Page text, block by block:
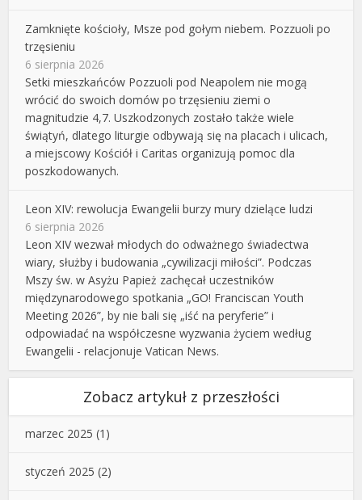
Zamknięte kościoły, Msze pod gołym niebem. Pozzuoli po
trzęsieniu
6 sierpnia 2026
Setki mieszkańców Pozzuoli pod Neapolem nie mogą
wrócić do swoich domów po trzęsieniu ziemi o
magnitudzie 4,7. Uszkodzonych zostało także wiele
świątyń, dlatego liturgie odbywają się na placach i ulicach,
a miejscowy Kościół i Caritas organizują pomoc dla
poszkodowanych.
Leon XIV: rewolucja Ewangelii burzy mury dzielące ludzi
6 sierpnia 2026
Leon XIV wezwał młodych do odważnego świadectwa
wiary, służby i budowania „cywilizacji miłości”. Podczas
Mszy św. w Asyżu Papież zachęcał uczestników
międzynarodowego spotkania „GO! Franciscan Youth
Meeting 2026”, by nie bali się „iść na peryferie” i
odpowiadać na współczesne wyzwania życiem według
Ewangelii - relacjonuje Vatican News.
Zobacz artykuł z przeszłości
marzec 2025 (1)
styczeń 2025 (2)